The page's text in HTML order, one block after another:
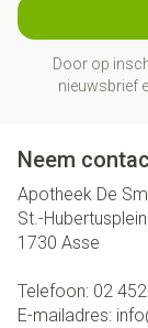
Door op
nieuwsbrief
Neem
Apotheek De
St.-
1730 Asse
Telefoon: 02
E-mailadres: